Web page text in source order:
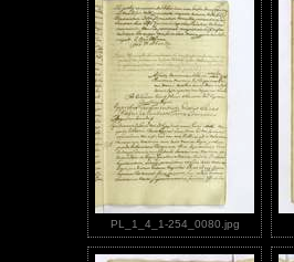
PL_1_4_1-254_0080.jpg